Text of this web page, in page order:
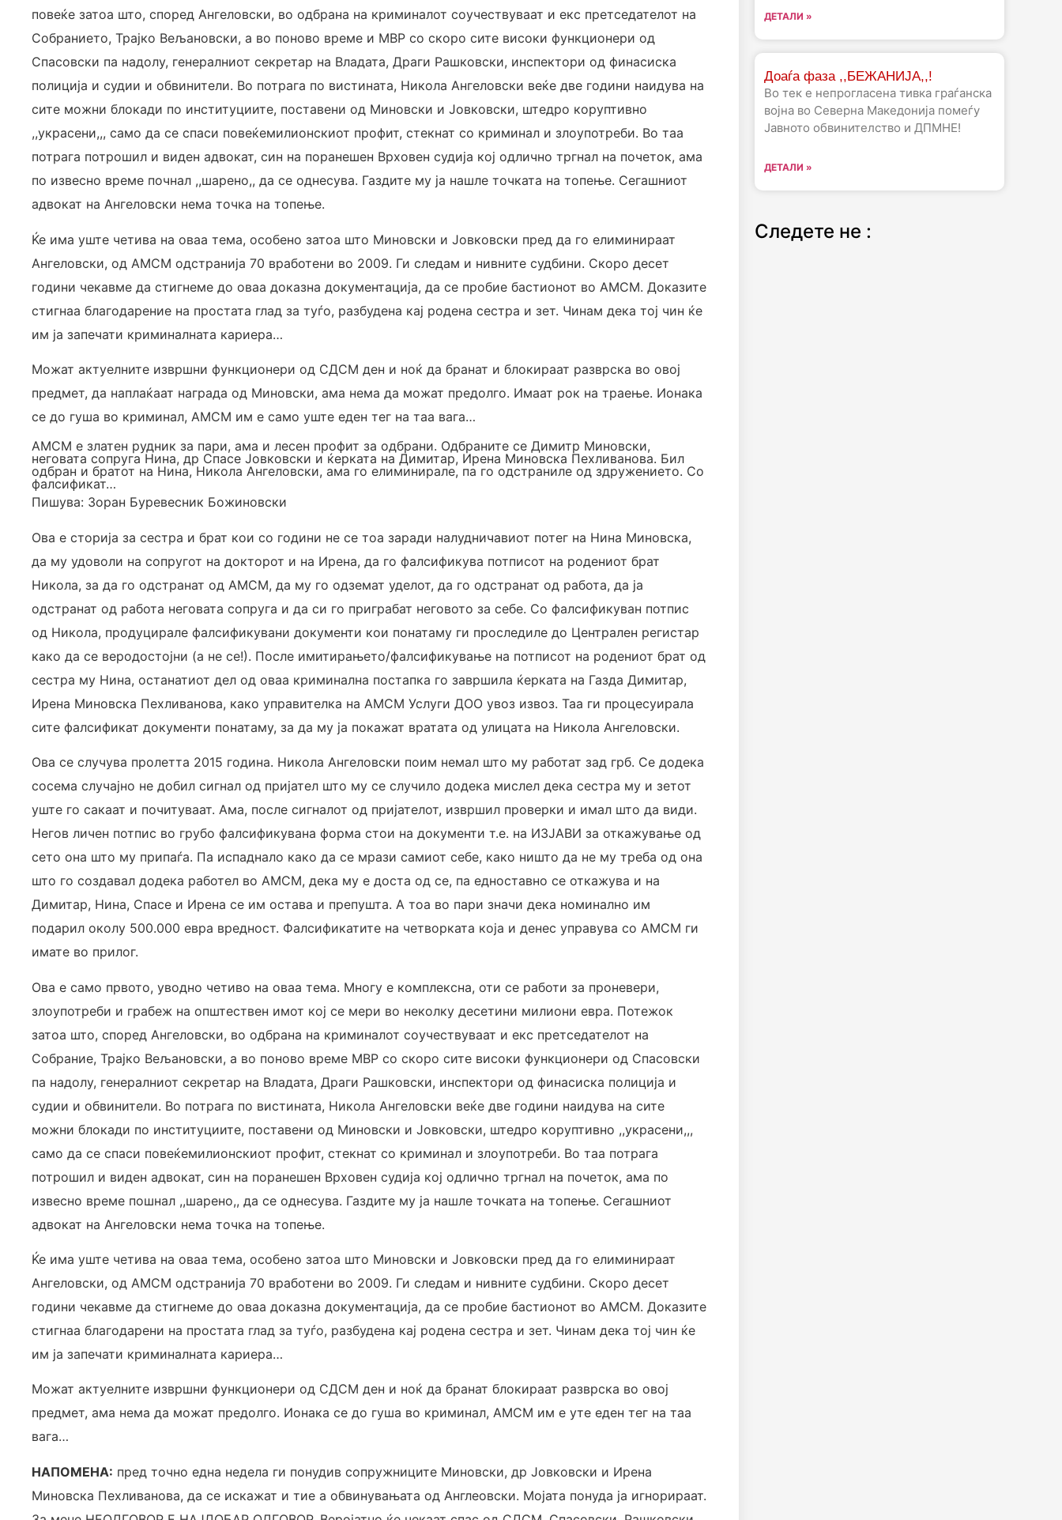
повеќе затоа што, според Ангеловски, во одбрана на криминалот соучествуваат и екс претседателот на
Собранието, Трајко Вељановски, а во поново време и МВР со скоро сите високи функционери од
Спасовски па надолу, генералниот секретар на Владата, Драги Рашковски, инспектори од финасиска
полиција и судии и обвинители. Во потрага по вистината, Никола Ангеловски веќе две години наидува на
сите можни блокади по институциите, поставени од Миновски и Јовковски, штедро коруптивно
,,украсени,,, само да се спаси повеќемилионскиот профит, стекнат со криминал и злоупотреби. Во таа
потрага потрошил и виден адвокат, син на поранешен Врховен судија кој одлично тргнал на почеток, ама
по извесно време почнал ,,шарено,, да се однесува. Газдите му ја нашле точката на топење. Сегашниот
адвокат на Ангеловски нема точка на топење.
Ќе има уште четива на оваа тема, особено затоа што Миновски и Јовковски пред да го елиминираат
Ангеловски, од АМСМ одстранија 70 вработени во 2009. Ги следам и нивните судбини. Скоро десет
години чекавме да стигнеме до оваа доказна документација, да се пробие бастионот во АМСМ. Доказите
стигнаа благодарение на простата глад за туѓо, разбудена кај родена сестра и зет. Чинам дека тој чин ќе
им ја запечати криминалната кариера…
Можат актуелните извршни функционери од СДСМ ден и ноќ да бранат и блокираат разврска во овој
предмет, да наплаќаат награда од Миновски, ама нема да можат предолго. Имаат рок на траење. Ионака
се до гуша во криминал, АМСМ им е само уште еден тег на таа вага…
АМСМ е златен рудник за пари, ама и лесен профит за одбрани. Одбраните се Димитр Миновски,
неговата сопруга Нина, др Спасе Јовковски и ќерката на Димитар, Ирена Миновска Пехливанова. Бил
одбран и братот на Нина, Никола Ангеловски, ама го елиминирале, па го одстраниле од здружението. Со
фалсификат…
Пишува: Зоран Буревесник Божиновски
Ова е сторија за сестра и брат кои со години не се тоа заради налудничавиот потег на Нина Миновска,
да му удоволи на сопругот на докторот и на Ирена, да го фалсификува потписот на родениот брат
Никола, за да го одстранат од АМСМ, да му го одземат уделот, да го одстранат од работа, да ја
одстранат од работа неговата сопруга и да си го приграбат неговото за себе. Со фалсификуван потпис
од Никола, продуцирале фалсификувани документи кои понатаму ги проследиле до Централен регистар
како да се веродостојни (а не се!). После имитирањето/фалсификување на потписот на родениот брат од
сестра му Нина, останатиот дел од оваа криминална постапка го завршила ќерката на Газда Димитар,
Ирена Миновска Пехливанова, како управителка на АМСМ Услуги ДОО увоз извоз. Таа ги процесуирала
сите фалсификат документи понатаму, за да му ја покажат вратата од улицата на Никола Ангеловски.
Ова се случува пролетта 2015 година. Никола Ангеловски поим немал што му работат зад грб. Се додека
сосема случајно не добил сигнал од пријател што му се случило додека мислел дека сестра му и зетот
уште го сакаат и почитуваат. Ама, после сигналот од пријателот, извршил проверки и имал што да види.
Негов личен потпис во грубо фалсификувана форма стои на документи т.е. на ИЗЈАВИ за откажување од
сето она што му припаѓа. Па испаднало како да се мрази самиот себе, како ништо да не му треба од она
што го создавал додека работел во АМСМ, дека му е доста од се, па едноставно се откажува и на
Димитар, Нина, Спасе и Ирена се им остава и препушта. А тоа во пари значи дека номинално им
подарил околу 500.000 евра вредност. Фалсификатите на четворката која и денес управува со АМСМ ги
имате во прилог.
Ова е само првото, уводно четиво на оваа тема. Многу е комплексна, оти се работи за проневери,
злоупотреби и грабеж на општествен имот кој се мери во неколку десетини милиони евра. Потежок
затоа што, според Ангеловски, во одбрана на криминалот соучествуваат и екс претседателот на
Собрание, Трајко Вељановски, а во поново време МВР со скоро сите високи функционери од Спасовски
па надолу, генералниот секретар на Владата, Драги Рашковски, инспектори од финасиска полиција и
судии и обвинители. Во потрага по вистината, Никола Ангеловски веќе две години наидува на сите
можни блокади по институциите, поставени од Миновски и Јовковски, штедро коруптивно ,,украсени,,,
само да се спаси повеќемилионскиот профит, стекнат со криминал и злоупотреби. Во таа потрага
потрошил и виден адвокат, син на поранешен Врховен судија кој одлично тргнал на почеток, ама по
извесно време пошнал ,,шарено,, да се однесува. Газдите му ја нашле точката на топење. Сегашниот
адвокат на Ангеловски нема точка на топење.
Ќе има уште четива на оваа тема, особено затоа што Миновски и Јовковски пред да го елиминираат
Ангеловски, од АМСМ одстранија 70 вработени во 2009. Ги следам и нивните судбини. Скоро десет
години чекавме да стигнеме до оваа доказна документација, да се пробие бастионот во АМСМ. Доказите
стигнаа благодарени на простата глад за туѓо, разбудена кај родена сестра и зет. Чинам дека тој чин ќе
им ја запечати криминалната кариера…
Можат актуелните извршни функционери од СДСМ ден и ноќ да бранат блокираат разврска во овој
предмет, ама нема да можат предолго. Ионака се до гуша во криминал, АМСМ им е уте еден тег на таа
вага…
НАПОМЕНА: пред точно една недела ги понудив сопружниците Миновски, др Јовковски и Ирена
Миновска Пехливанова, да се искажат и тие а обвинувањата од Англеовски. Мојата понуда ја игнорираат.
ДЕТАЛИ »
Доаѓа фаза ,,БЕЖАНИЈА,,!
Во тек е непрогласена тивка граѓанска
војна во Северна Македонија помеѓу
Јавното обвинителство и ДПМНЕ!
ДЕТАЛИ »
Следете не :